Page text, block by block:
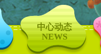
中心动态
NEWS